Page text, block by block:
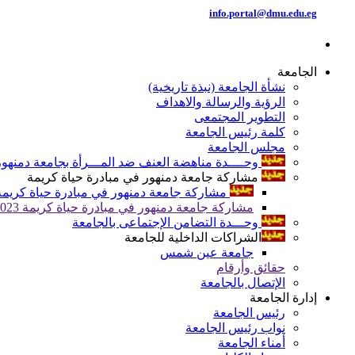
info.portal@dmu.edu.eg
الجامعة
نشأة الجامعة (نبذة تاريخية)
الرؤية والرسالة والاهداف
التطوير المجتمعى
كلمة رئيس الجامعة
مجلس الجامعة
وحــــدة مناهضة العنف ضد المـــرأة بجامعة
مشاركة جامعة دمنهور في مبادرة حياة كريمة
مشاركة جامعة دمنهور في مبادرة حياة كريمة
مشاركة جامعة دمنهور في مبادرة حياة كريمة 2023
وحـــدة التضامن الإجتماعى بالجامعة
الشراكات الداخلية للجامعة
جامعة عين شمس
حقائق وأرقام
الإتصال بالجامعة
إدارة الجامعة
رئيس الجامعة
نواب رئيس الجامعة
أمناء الجامعة